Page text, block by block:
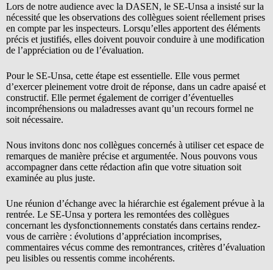
Lors de notre audience avec la DASEN, le SE-Unsa a insisté sur la
nécessité que les observations des collègues soient réellement prises
en compte par les inspecteurs. Lorsqu’elles apportent des éléments
précis et justifiés, elles doivent pouvoir conduire à une modification
de l’appréciation ou de l’évaluation.
Pour le SE-Unsa, cette étape est essentielle. Elle vous permet
d’exercer pleinement votre droit de réponse, dans un cadre apaisé et
constructif. Elle permet également de corriger d’éventuelles
incompréhensions ou maladresses avant qu’un recours formel ne
soit nécessaire.
Nous invitons donc nos collègues concernés à utiliser cet espace de
remarques de manière précise et argumentée. Nous pouvons vous
accompagner dans cette rédaction afin que votre situation soit
examinée au plus juste.
Une réunion d’échange avec la hiérarchie est également prévue à la
rentrée. Le SE-Unsa y portera les remontées des collègues
concernant les dysfonctionnements constatés dans certains rendez-
vous de carrière : évolutions d’appréciation incomprises,
commentaires vécus comme des remontrances, critères d’évaluation
peu lisibles ou ressentis comme incohérents.